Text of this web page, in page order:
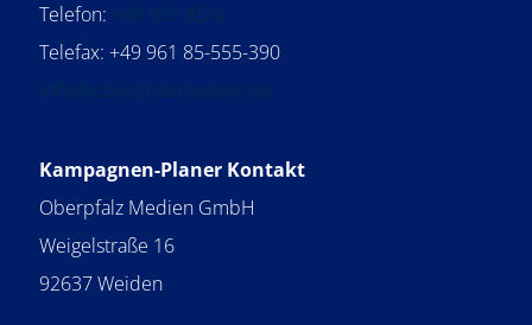
Telefon:
+49 961 85-0
Telefax: +49 961 85-555-390
info@oberpfalzmedien.de
Kampagnen-Planer Kontakt
Oberpfalz Medien GmbH
Weigelstraße 16
92637 Weiden